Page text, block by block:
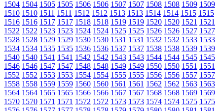
1504 1504 1505 1505 1506 1506 1507 1507 1508 1508 1509 1509
1510 1510 1511 1511 1512 1512 1513 1513 1514 1514 1515 1515
1516 1516 1517 1517 1518 1518 1519 1519 1520 1520 1521 1521
1522 1522 1523 1523 1524 1524 1525 1525 1526 1526 1527 1527
1528 1528 1529 1529 1530 1530 1531 1531 1532 1532 1533 1533
1534 1534 1535 1535 1536 1536 1537 1537 1538 1538 1539 1539
1540 1540 1541 1541 1542 1542 1543 1543 1544 1544 1545 1545
1546 1546 1547 1547 1548 1548 1549 1549 1550 1550 1551 1551
1552 1552 1553 1553 1554 1554 1555 1555 1556 1556 1557 1557
1558 1558 1559 1559 1560 1560 1561 1561 1562 1562 1563 1563
1564 1564 1565 1565 1566 1566 1567 1567 1568 1568 1569 1569
1570 1570 1571 1571 1572 1572 1573 1573 1574 1574 1575 1575